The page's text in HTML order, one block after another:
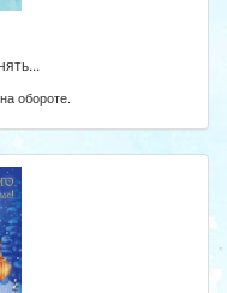
обороте.